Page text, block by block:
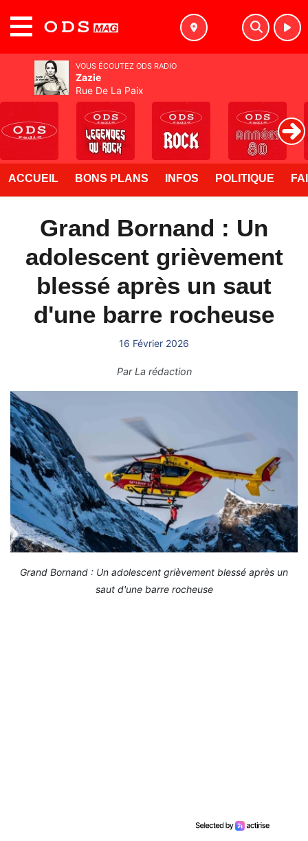
ACCUEIL BONS PLANS INFOS POLITIQUE
Grand Bornand : Un
adolescent grièvement
blessé après un saut
d'une barre rocheuse
16 Février 2026
ParLa rédaction
Grand Bornand : Un adolescent grièvement blessé après un
saut d'une barre rocheuse
VOUS ÉCOUTEZ ODS RADIO
Zazie
Rue De La Paix